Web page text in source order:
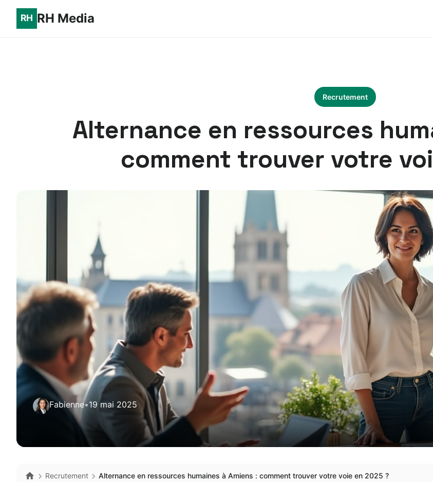
RH Media
Recrutement
Alternance en ressources
comment trouver votre
Fabienne•19 mai 2025
Recrutement Alternance en ressources humaines à Amiens : comment trouver votre voie en 2025 ?